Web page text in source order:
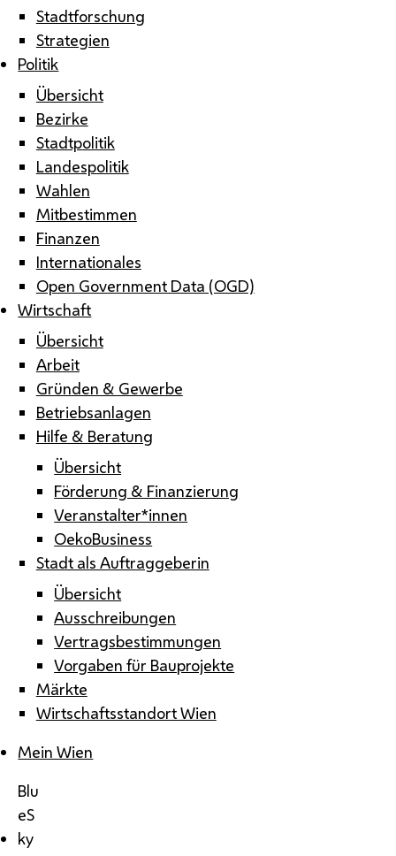
Stadtforschung
Strategien
Politik
Übersicht
Bezirke
Stadtpolitik
Landespolitik
Wahlen
Mitbestimmen
Finanzen
Internationales
Open Government Data (OGD)
Wirtschaft
Übersicht
Arbeit
Gründen & Gewerbe
Betriebsanlagen
Hilfe & Beratung
Übersicht
Förderung & Finanzierung
Veranstalter*innen
OekoBusiness
Stadt als Auftraggeberin
Übersicht
Ausschreibungen
Vertragsbestimmungen
Vorgaben für Bauprojekte
Märkte
Wirtschaftsstandort Wien
Mein Wien
Blu
eS
ky